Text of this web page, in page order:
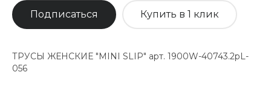
Подписаться Купить в 1 клик
ТРУСЫ ЖЕНСКИЕ "MINI SLIP" арт. 1900W-40743.2pL-
056